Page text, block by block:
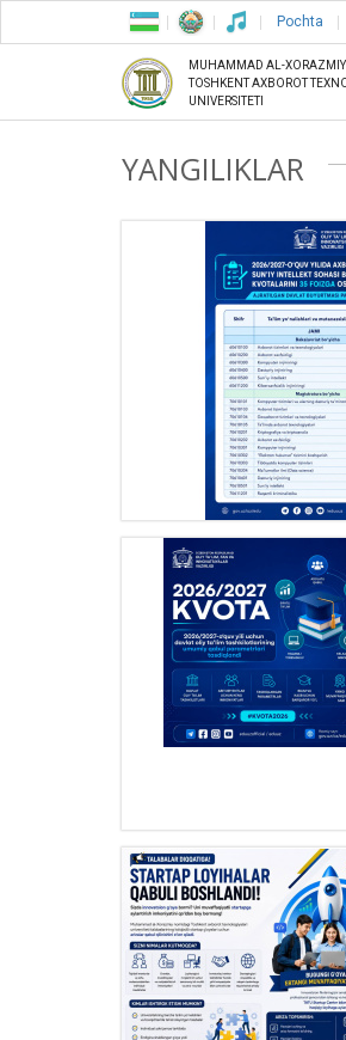
Pochta
MUHAMMAD AL-
TOSHKENT AXBOROT
UNIVERSITETI
YANGILIKLAR